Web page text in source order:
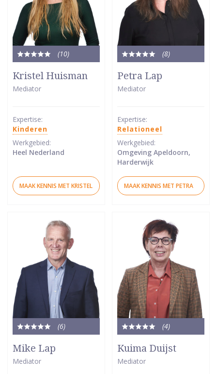
(10)
Totale
waardering:
5
van
Kristel Huisman
Mediator
Expertise:
Kinderen
Werkgebied:
Heel Nederland
MAAK KENNIS MET KRISTEL
(8)
Totale
5
van
Petra Lap
Mediator
Expertise:
Relationeel
Werkgebied:
Omgeving Apeldoorn,
Harderwijk
MAAK KENNIS MET PETRA
(6)
Totale
5
van
Mike Lap
Mediator
(4)
Totale
5
van
Kuima Duijst
Mediator